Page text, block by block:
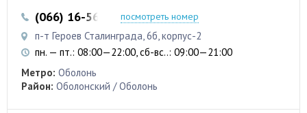
(066) 16-56-226посмотреть номер
п-т Героев Сталинграда, 6б, корпус-2
пн. — пт.: 08:00—22:00, сб-вс..: 09:00—21:00
Метро: Оболонь
Район: Оболонский / Оболонь